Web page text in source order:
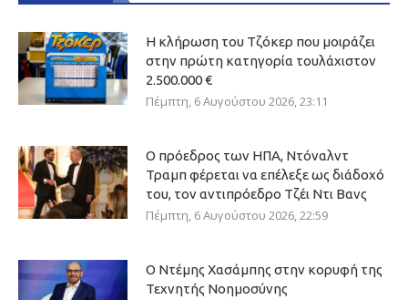
Η κλήρωση του Τζόκερ που μοιράζει
στην πρώτη κατηγορία τουλάχιστον
2.500.000 €
Πέμπτη, 6 Αυγούστου 2026, 23:11
Ο πρόεδρος των ΗΠΑ, Ντόναλντ
Τραμπ φέρεται να επέλεξε ως διάδοχό
του, τον αντιπρόεδρο Τζέι Ντι Βανς
Πέμπτη, 6 Αυγούστου 2026, 22:59
Ο Ντέμης Χασάμπης στην κορυφή της
Τεχνητής Νοημοσύνης